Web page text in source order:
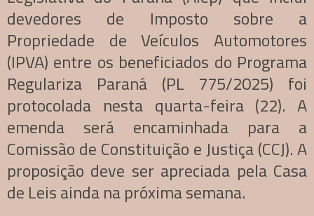
devedores de Imposto sobre a
Propriedade de Veículos Automotores
(IPVA) entre os beneficiados do Programa
Regulariza Paraná (PL 775/2025) foi
protocolada nesta quarta-feira (22). A
emenda será encaminhada para a
Comissão de Constituição e Justiça (CCJ). A
proposição deve ser apreciada pela Casa
de Leis ainda na próxima semana.